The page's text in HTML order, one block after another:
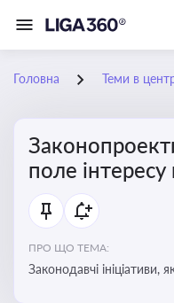
Головна Теми в
поле інтересу
ПРО ЩО ТЕМА:
Законодавчі ініціативи,